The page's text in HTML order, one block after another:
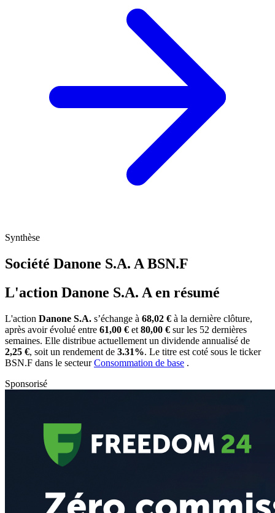
Synthèse
Société Danone S.A. A BSN.F
L'action Danone S.A. A en résumé
L'action Danone S.A. s’échange à 68,02 € à la dernière clôture,
après avoir évolué entre 61,00 € et 80,00 € sur les 52 dernières
semaines. Elle distribue actuellement un dividende annualisé de
2,25 €, soit un rendement de 3.31%. Le titre est coté sous le ticker
BSN.F dans le secteurConsommation de base .
Sponsorisé